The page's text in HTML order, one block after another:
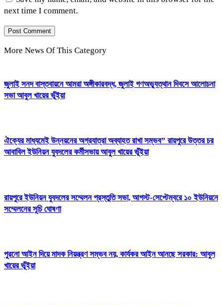
next time I comment.
More News Of This Category
জুলাই সনদ বাস্তবায়নে আমরা অঙ্গীকারবদ্ধ, জুলাই গণঅভ্যুত্থান দিবসে আলোচনা
সভা আবুল খায়ের ভূঁইয়া
ঐক্যের মাধ্যমেই উন্নয়নের অগ্রযাত্রা অব্যাহত রাখা সম্ভব” রায়পুরে উত্তর চর
আবাবিল ইউনিয়ন যুবদলের কর্মীসভায় আবুল খায়ের ভূঁইয়া
রায়পুরে ইউনিয়ন যুবদলের সম্মেলন প্রস্তুতি সভা, আগস্ট-সেপ্টেম্বরে ১০ ইউনিয়নে
সম্মেলনের সূচি ঘোষণা
পুরনো আইন দিয়ে মাদক নিয়ন্ত্রণ সম্ভব নয়, কার্যকর আইন আনছে সরকার: আবুল
খায়ের ভূঁইয়া